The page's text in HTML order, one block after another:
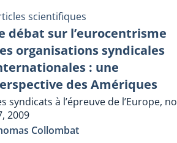
scientifiques
débat sur l’eurocentrisme
organisations syndicales
: une
des Amériques
syndicats à l’épreuve de l’Europe, no
2009
Collombat